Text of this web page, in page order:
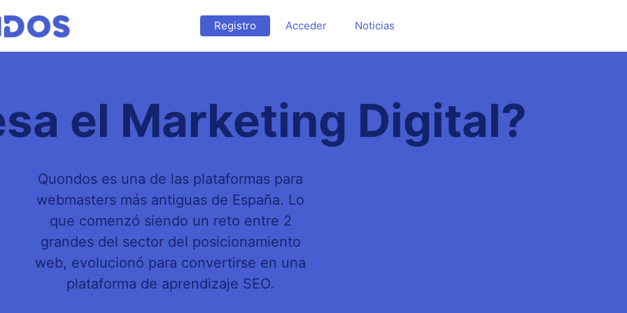
Registro Acceder Noticias
el Marketing Digital?
Quondos es una de las plataformas para
webmasters más antiguas de España. Lo
que comenzó siendo un reto entre 2
grandes del sector del posicionamiento
web, evolucionó para convertirse en una
plataforma de aprendizaje SEO.